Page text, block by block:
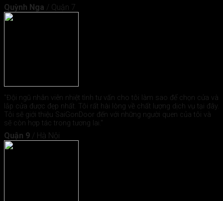
Quỳnh Nga / Quận 7
"Đội ngũ nhân viên nhiệt tình tư vấn cho tôi làm sao để chọn cửa và
lắp cửa được đẹp nhất. Tôi rất hài lòng về chất lượng dịch vụ tại đây.
Tôi sẽ giới thiệu SaiGonDoor đến với những người quen của tôi và
sẽ còn hợp tác trong tương lai."
Quận 9 / Hà Nội